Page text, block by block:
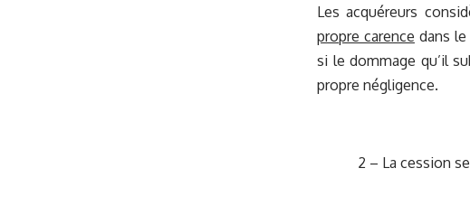
Les acquéreurs
propre carence dans
si le dommage qu’il
propre négligence.
2 – La cession